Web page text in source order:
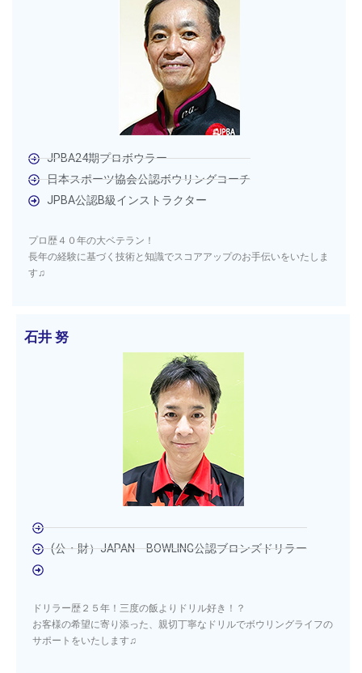
JPBA24期プロボウラー
日本スポーツ協会公認ボウリングコーチ
JPBA公認B級インストラクター
プロ歴４０年の大ベテラン！
長年の経験に基づく技術と知識でスコアアップのお手伝いをいたしま
す♫
石井 努
(公・財）JAPAN BOWLING公認ブロンズドリラー
ドリラー歴２５年！三度の飯よりドリル好き！？
お客様の希望に寄り添った、親切丁寧なドリルでボウリングライフの
サポートをいたします♫